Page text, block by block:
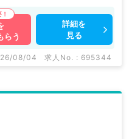
らう
詳細を
見る
08/04 求人No. : 695344